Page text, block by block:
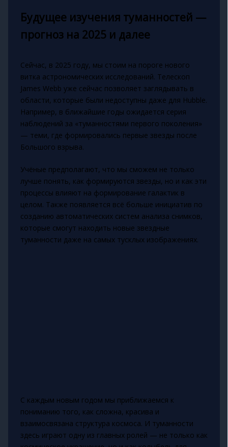
Будущее изучения туманностей —
прогноз на 2025 и далее
Сейчас, в 2025 году, мы стоим на пороге нового
витка астрономических исследований. Телескоп
James Webb уже сейчас позволяет заглядывать в
области, которые были недоступны даже для Hubble.
Например, в ближайшие годы ожидается серия
наблюдений за «туманностями первого поколения»
— теми, где формировались первые звезды после
Большого взрыва.
Учёные предполагают, что мы сможем не только
лучше понять, как формируются звезды, но и как эти
процессы влияют на формирование галактик в
целом. Также появляется всё больше инициатив по
созданию автоматических систем анализа снимков,
которые смогут находить новые звездные
туманности даже на самых тусклых изображениях.
С каждым новым годом мы приближаемся к
пониманию того, как сложна, красива и
взаимосвязана структура космоса. И туманности
здесь играют одну из главных ролей — не только как